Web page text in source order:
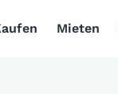
Mieten